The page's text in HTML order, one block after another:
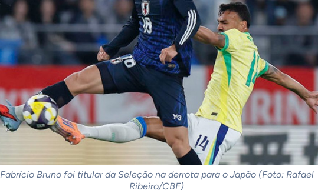
Fabrício Bruno foi titular da Seleção na derrota para o Japão (Foto: Rafael
Ribeiro/CBF)